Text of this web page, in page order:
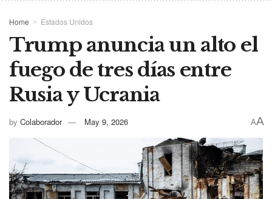
Home Estados Unidos
Trump anuncia un alto el
fuego de tres días entre
Rusia y Ucrania
by Colaborador May 9, 2026 AA